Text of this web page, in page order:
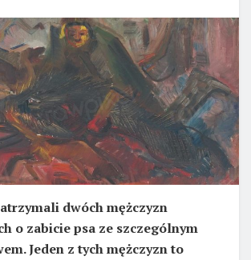
dwóch mężczyzn
o zabicie psa ze szczególnym
Jeden z tych mężczyzn to